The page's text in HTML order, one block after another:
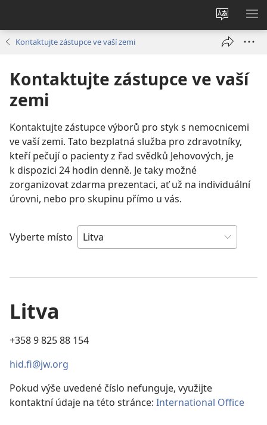
Změnit
jazyk
stránek
Kontaktujte zástupce ve vaší zemi
Kontaktujte zástupce ve vaší
zemi
Kontaktujte zástupce výborů pro styk s nemocnicemi
ve vaší zemi. Tato bezplatná služba pro zdravotníky,
kteří pečují o pacienty z řad svědků Jehovových, je
k dispozici 24 hodin denně. Je taky možné
zorganizovat zdarma prezentaci, ať už na individuální
úrovni, nebo pro skupinu přímo u vás.
Vyberte místo
Litva
+358 9 825 88 154
hid.fi@jw.org
Pokud výše uvedené číslo nefunguje, využijte
kontaktní údaje na této stránce: International Office